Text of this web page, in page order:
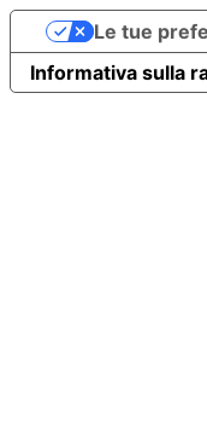
Informativa sulla
Le tue